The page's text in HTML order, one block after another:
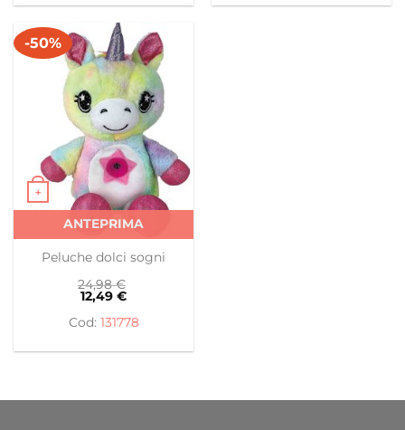
-50%
+
Questo prodotto ha più varianti. Le opzioni possono
ANTEPRIMA
Peluche dolci sogni
24,98€
12,49 €
131778